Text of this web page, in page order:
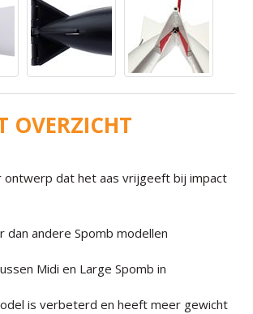
OVERZICHT
ontwerp dat het aas vrijgeeft bij impact
dan andere Spomb modellen
Midi en Large Spomb in
is verbeterd en heeft meer gewicht